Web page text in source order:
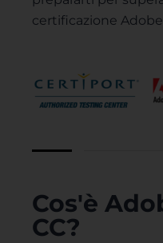
certificazione Adobe
Cos'è
CC?